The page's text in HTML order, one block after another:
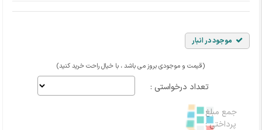
موجود در انبار
(قیمت و موجودی بروز می باشد ، با خیال راحت خرید کنید)
تعداد درخواستی :
جمع مبلغ
پرداختی :